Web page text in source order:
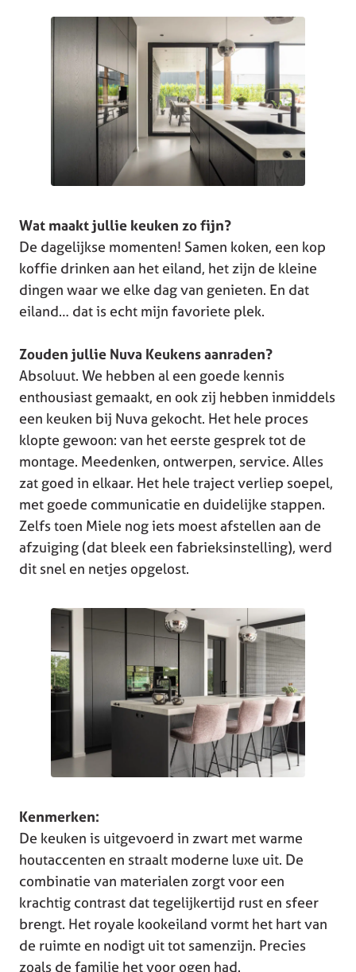
Wat maakt jullie keuken zo fijn?
De dagelijkse momenten! Samen koken, een kop
koffie drinken aan het eiland, het zijn de kleine
dingen waar we elke dag van genieten. En dat
eiland… dat is echt mijn favoriete plek.
Zouden jullie Nuva Keukens aanraden?
Absoluut. We hebben al een goede kennis
enthousiast gemaakt, en ook zij hebben inmiddels
een keuken bij Nuva gekocht. Het hele proces
klopte gewoon: van het eerste gesprek tot de
montage. Meedenken, ontwerpen, service. Alles
zat goed in elkaar. Het hele traject verliep soepel,
met goede communicatie en duidelijke stappen.
Zelfs toen Miele nog iets moest afstellen aan de
afzuiging (dat bleek een fabrieksinstelling), werd
dit snel en netjes opgelost.
Kenmerken:
De keuken is uitgevoerd in zwart met warme
houtaccenten en straalt moderne luxe uit. De
combinatie van materialen zorgt voor een
krachtig contrast dat tegelijkertijd rust en sfeer
brengt. Het royale kookeiland vormt het hart van
de ruimte en nodigt uit tot samenzijn. Precies
zoals de familie het voor ogen had.